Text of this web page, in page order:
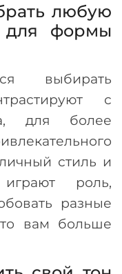
любую
формы
выбирать
с
для более
стиль и
роль,
разные
вам больше